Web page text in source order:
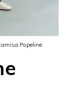
Popeline